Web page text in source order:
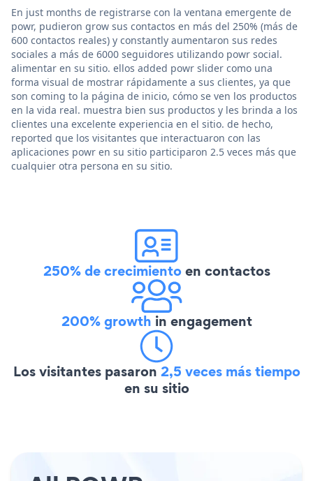
En just months de registrarse con la ventana emergente de
powr, pudieron grow sus contactos en más del 250% (más de
600 contactos reales) y constantly aumentaron sus redes
sociales a más de 6000 seguidores utilizando powr social.
alimentar en su sitio. ellos added powr slider como una
forma visual de mostrar rápidamente a sus clientes, ya que
son coming to la página de inicio, cómo se ven los productos
en la vida real. muestra bien sus productos y les brinda a los
clientes una excelente experiencia en el sitio. de hecho,
reported que los visitantes que interactuaron con las
aplicaciones powr en su sitio participaron 2.5 veces más que
cualquier otra persona en su sitio.
250% de crecimientoen contactos
200% growth in engagement
Los visitantes pasaron 2,5 veces más tiempo
en su sitio